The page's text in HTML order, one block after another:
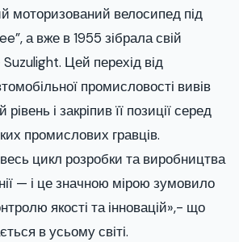
моторизований велосипед під
а вже в 1955 зібрала свій
Цей перехід від
промисловості вивів
і закріпив її позиції серед
промислових гравців.
цикл розробки та виробництва
— і це значною мірою зумовило
якості та інновацій»,- що
в усьому світі.